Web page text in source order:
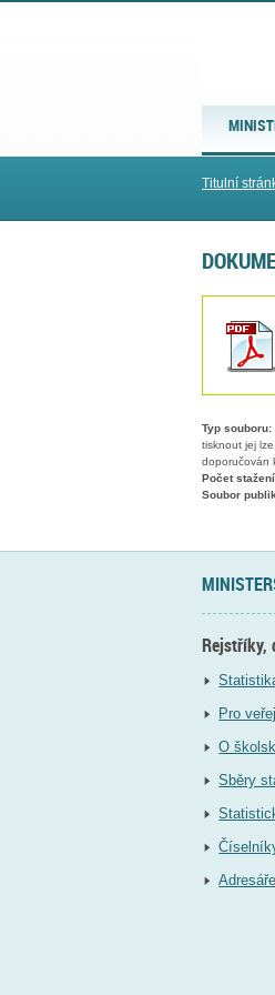
Titulní
Typ souboru:
tisknout jej
doporučován
Počet
Soubor
Rejstříky,
Pro
O
Sběry